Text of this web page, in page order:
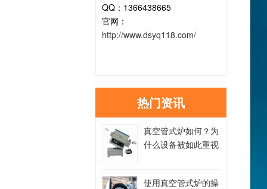
QQ：1366438665
官网：
http://www.dsyq118.com/
热门资讯
真空管式炉如何？为
什么设备被如此重视
使用真空管式炉的操